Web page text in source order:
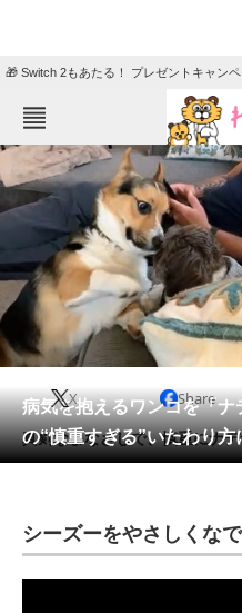
🎁 Switch 2もあたる！ プレゼントキャンペ
ねとらぼメニュー
TOP
エンタメ
グルメ
動物
会員記事
メディア
ITの今と未来を見通す
病気を抱えるワンコを
の“慎重すぎる”いたわり
X Share
真剣なまなざしで、慎重にナ
シーズーをやさしくな